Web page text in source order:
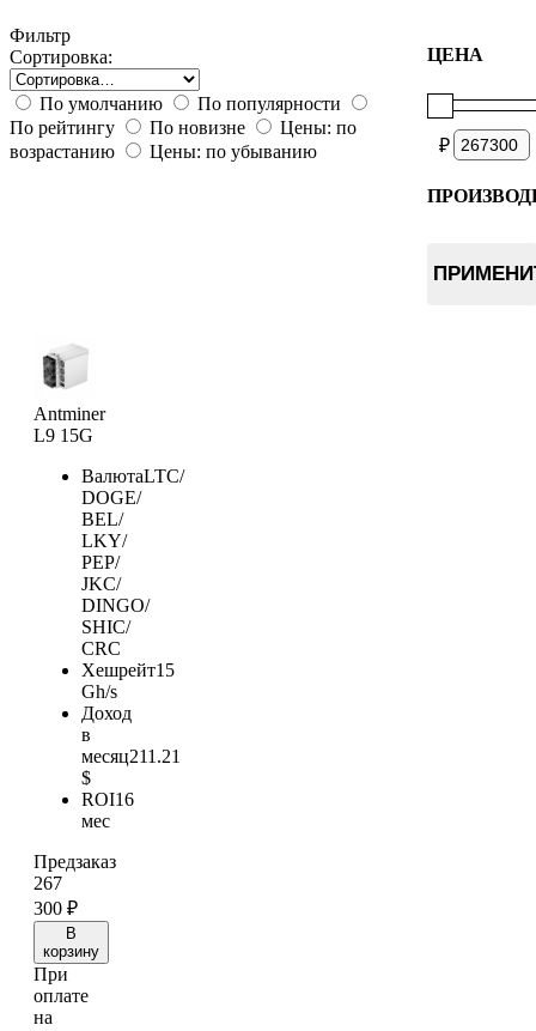
Фильтр
Сортировка:
По умолчанию
По популярности
По рейтингу
По новизне
Цены: по
возрастанию
Цены: по убыванию
ЦЕНА
₽
Antminer
L9 15G
ВалютаLTC/
DOGE/
BEL/
LKY/
PEP/
JKC/
DINGO/
SHIC/
CRC
Хешрейт15
Gh/s
Доход
в
месяц211.21
$
ROI16
мес
Предзаказ
267
300 ₽
В
корзину
При
оплате
на